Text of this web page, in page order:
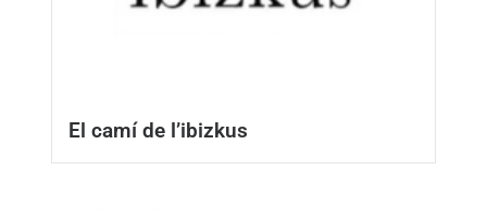
El camí de l’ibizkus